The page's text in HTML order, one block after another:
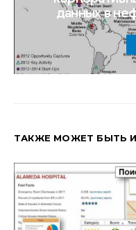
данных в
ТАКЖЕ МОЖЕТ БЫТЬ